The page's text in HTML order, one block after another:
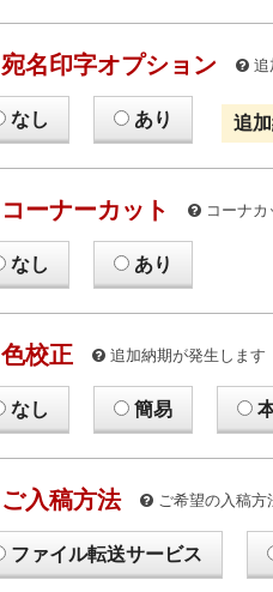
宛名印字オプション 追
なし あり 追
コーナーカット コーナ
なし あり
色校正 追加納期が発生します
なし 簡易
ご入稿方法 ご希望の入稿
ファイル転送サービス